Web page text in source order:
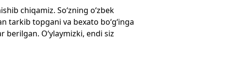
chiqamiz. So‘zning o‘zbek
tarkib topgani va bexato bo‘g‘inga
O‘ylaymizki, endi siz